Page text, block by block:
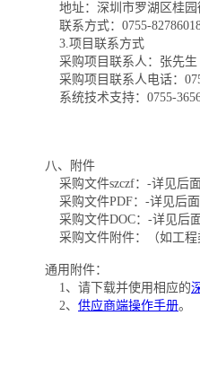
地址：深圳市罗湖区桂园
联系方式：0755-
3.项目联系方式
采购项目联系人：张先生
采购项目联系人电话：
系统技术支持：0755-
八、附件
采购文件szczf：-详见后
采购文件PDF：-详见后
采购文件DOC：-详见后
采购文件附件：（如工程
通用附件：
1、请下载并使用相应的
2、 供应商端操作手册。